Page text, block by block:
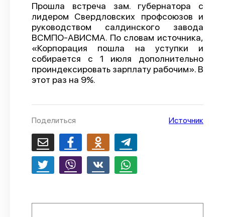
Политика конфиденциальности
Прошла встреча зам. губернатора с
лидером Свердловских профсоюзов и
руководством салдинского завода
ВСМПО‑АВИСМА. По словам источника,
«Корпорация пошла на уступки и
собирается с 1 июля дополнительно
проиндексировать зарплату рабочим». В
этот раз на 9%.
Поделиться Источник